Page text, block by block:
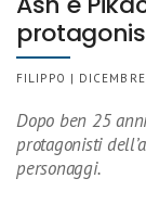
FILIPPO |
Dopo ben 25
protagonisti
personaggi.